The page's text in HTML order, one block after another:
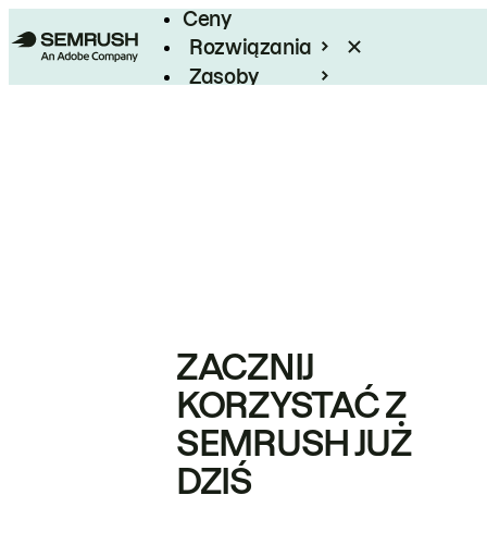
Ceny
Rozwiązania
Zasoby
ZACZNIJ
KORZYSTAĆ Z
SEMRUSH JUŻ
DZIŚ